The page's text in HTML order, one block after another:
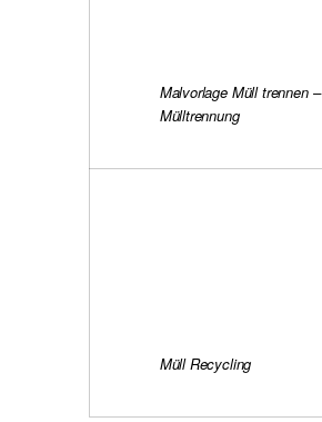
Malvorlage Müll trennen –
Mülltrennung
Müll Recycling